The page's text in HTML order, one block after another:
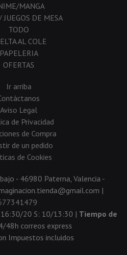
MANGA
JUEGOS DE MESA
TODO
AL COLE
PAPELERIA
OFERTAS
Ir arriba
Aviso Legal
de Privacidad
de Compra
de un pedido
de Cookies
- 46980 Paterna, Valencia -
|
20 S: 10/13:30 | Tiempo de
48h correos express
Impuestos incluidos